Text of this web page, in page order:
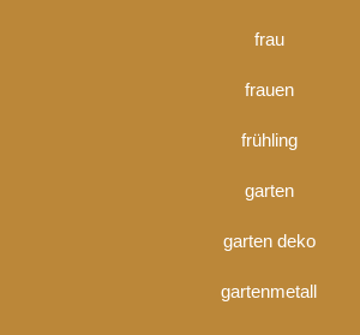
frau
frauen
frühling
garten
garten deko
gartenmetall